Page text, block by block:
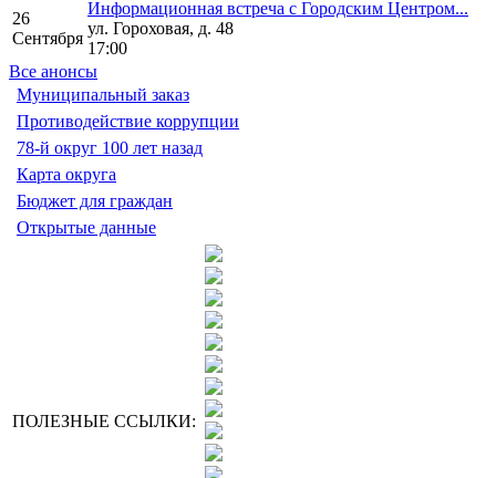
26
Сентября
Информационная встреча с Городским Центром...
ул. Гороховая, д. 48
17:00
Все анонсы
Муниципальный заказ
Противодействие коррупции
78-й округ 100 лет назад
Карта округа
Бюджет для граждан
Открытые данные
ПОЛЕЗНЫЕ ССЫЛКИ: